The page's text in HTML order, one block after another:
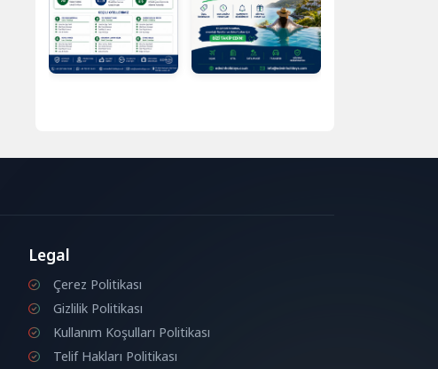
Legal
Çerez Politikası
Gizlilik Politikası
Kullanım Koşulları Politikası
Telif Hakları Politikası